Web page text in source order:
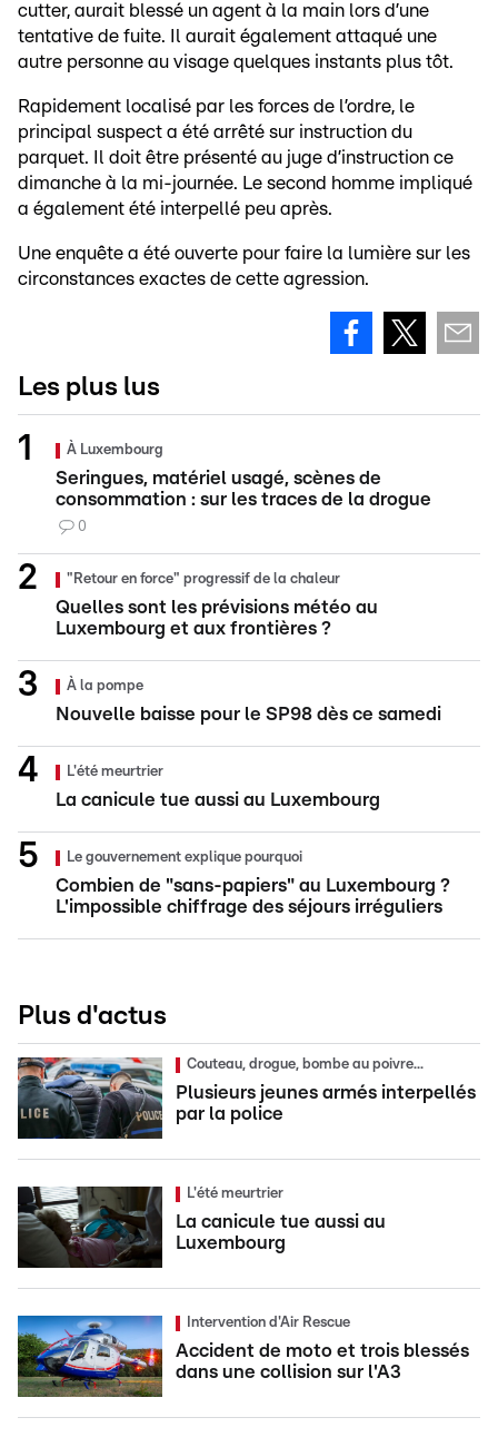
cutter, aurait blessé un agent à la main lors d’une
tentative de fuite. Il aurait également attaqué une
autre personne au visage quelques instants plus tôt.
Rapidement localisé par les forces de l’ordre, le
principal suspect a été arrêté sur instruction du
parquet. Il doit être présenté au juge d’instruction ce
dimanche à la mi-journée. Le second homme impliqué
a également été interpellé peu après.
Une enquête a été ouverte pour faire la lumière sur les
circonstances exactes de cette agression.
Les plus lus
À Luxembourg
Seringues, matériel usagé, scènes de
consommation : sur les traces de la drogue
0
"Retour en force" progressif de la chaleur
Quelles sont les prévisions météo au
Luxembourg et aux frontières ?
À la pompe
Nouvelle baisse pour le SP98 dès ce samedi
L'été meurtrier
La canicule tue aussi au Luxembourg
Le gouvernement explique pourquoi
Combien de "sans-papiers" au Luxembourg ?
L'impossible chiffrage des séjours irréguliers
Plus d'actus
Couteau, drogue, bombe au poivre...
Plusieurs jeunes armés interpellés
par la police
L'été meurtrier
La canicule tue aussi au
Luxembourg
Intervention d'Air Rescue
Accident de moto et trois blessés
dans une collision sur l'A3